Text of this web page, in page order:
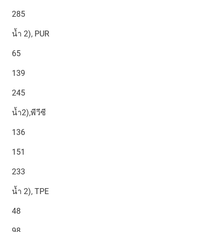
285
น้ำ 2), PUR
65
139
245
น้ำ2),พีวีซี
136
151
233
น้ำ 2), TPE
48